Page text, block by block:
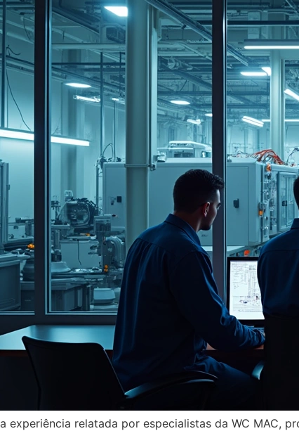
a experiência relatada por especialistas da WC MAC,